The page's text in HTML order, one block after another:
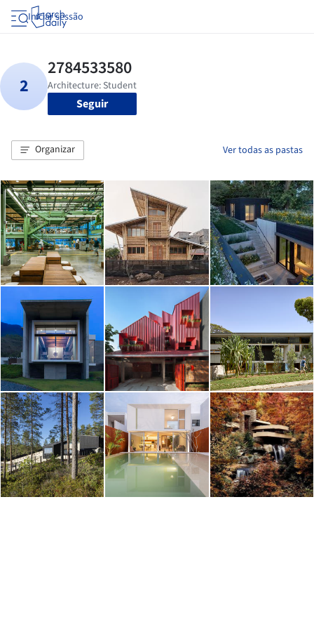
Iniciar sessão
Seguir
Organizar Ver todas as pastas